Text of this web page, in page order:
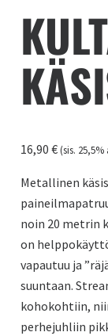
16,90 € (sis. 25,5%
Metallinen
noin 20 metrin
on
vapautuu ja
suuntaan.
kohokohtiin,
perhejuhliin